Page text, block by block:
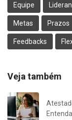
Equipe
Metas Prazos
Feedbacks
Veja também
Entenda